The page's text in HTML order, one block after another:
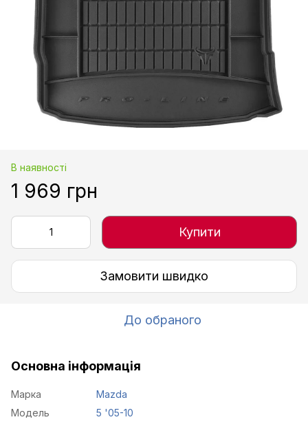
В наявності
1 969 грн
Купити
Замовити швидко
До обраного
Основна інформація
Марка
Mazda
Модель
5 '05-10